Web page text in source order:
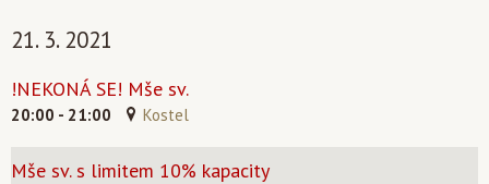
21. 3. 2021
!NEKONÁ SE! Mše sv.
20:00 - 21:00 Kostel
Mše sv. s limitem 10% kapacity